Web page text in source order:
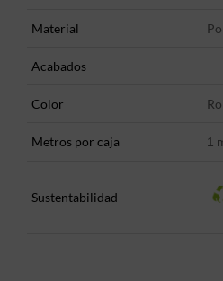
Material
Acabados
Color
Metros por caja 1
Sustentabilidad